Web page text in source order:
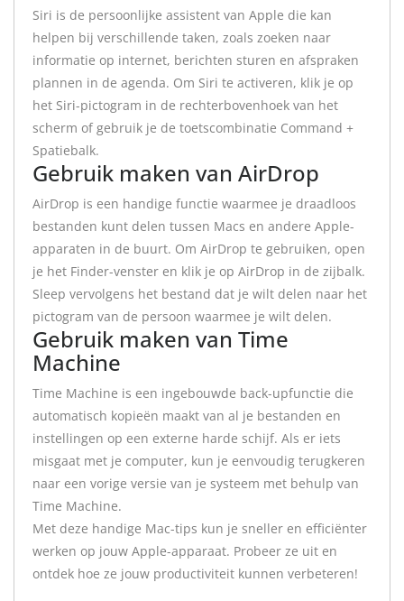
Siri is de persoonlijke assistent van Apple die kan
helpen bij verschillende taken, zoals zoeken naar
informatie op internet, berichten sturen en afspraken
plannen in de agenda. Om Siri te activeren, klik je op
het Siri-pictogram in de rechterbovenhoek van het
scherm of gebruik je de toetscombinatie Command +
Spatiebalk.
Gebruik maken van AirDrop
AirDrop is een handige functie waarmee je draadloos
bestanden kunt delen tussen Macs en andere Apple-
apparaten in de buurt. Om AirDrop te gebruiken, open
je het Finder-venster en klik je op AirDrop in de zijbalk.
Sleep vervolgens het bestand dat je wilt delen naar het
pictogram van de persoon waarmee je wilt delen.
Gebruik maken van Time
Machine
Time Machine is een ingebouwde back-upfunctie die
automatisch kopieën maakt van al je bestanden en
instellingen op een externe harde schijf. Als er iets
misgaat met je computer, kun je eenvoudig terugkeren
naar een vorige versie van je systeem met behulp van
Time Machine.
Met deze handige Mac-tips kun je sneller en efficiënter
werken op jouw Apple-apparaat. Probeer ze uit en
ontdek hoe ze jouw productiviteit kunnen verbeteren!